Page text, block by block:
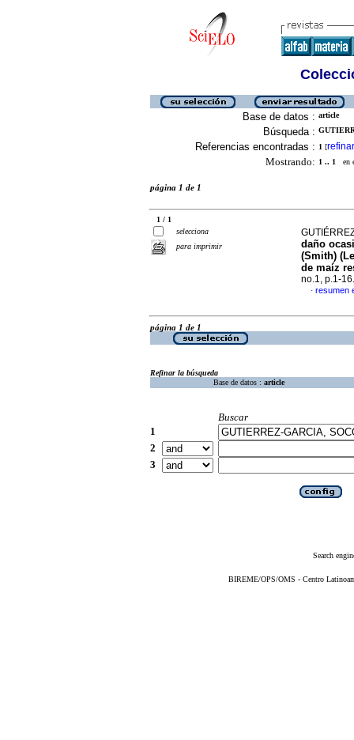
Base de datos : article
Búsqueda :
Referencias encontradas : 1 [refinar
Mostrando: 1 .. 1 en
página 1 de 1
1 / 1
selecciona
para imprimir
daño
(Smith)
de maíz
no.1, p.1-
· resumen
página 1 de 1
Refinar la búsqueda
Base de datos : article
Buscar
1
2
3
Search
BIREME/OPS/OMS - Centro